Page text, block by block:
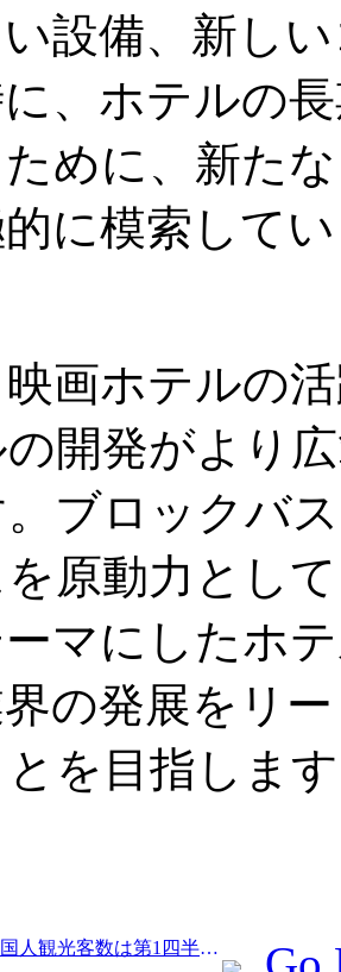
設備、新し
、ホテルの
めに、新た
的に模索して
画ホテルの
開発がより
ブロックバ
原動力とし
マにしたホ
の発展をリ
を目指しま
Prev:中国への外国人観光客数は第1四半期に40％増加した。